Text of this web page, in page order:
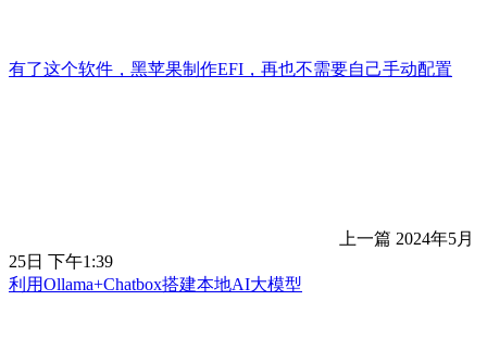
有了这个软件，黑苹果制作EFI，再也不需要自己手动配置
上一篇 2024年5月
25日 下午1:39
利用Ollama+Chatbox搭建本地AI大模型